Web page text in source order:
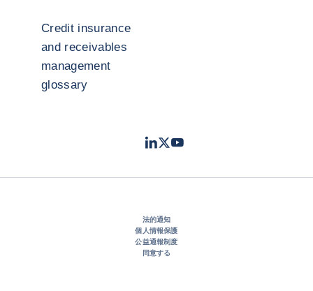
Credit insurance
and receivables
management
glossary
LinkedIn
TwitterYoutube
法的通知
個人情報保護
公益通報制度
同意する